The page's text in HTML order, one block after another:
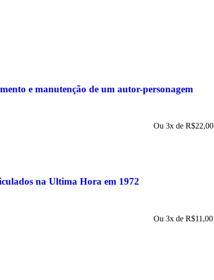
e manutenção de um autor-personagem
Ou 3x de R$22,00
na Ultima Hora em 1972
Ou 3x de R$11,00